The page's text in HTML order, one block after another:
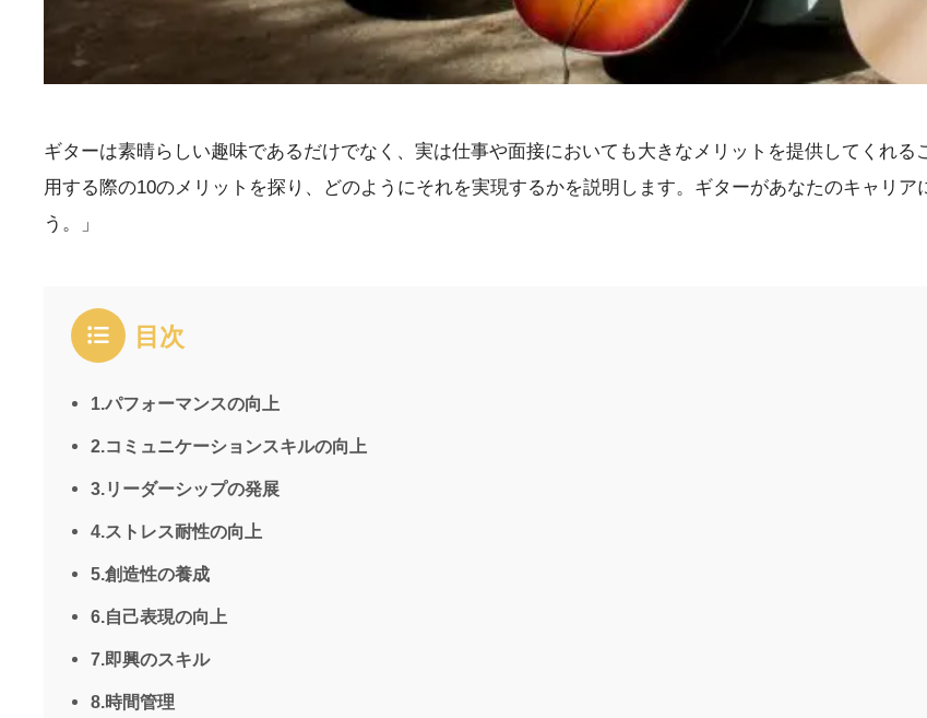
ギターは素晴らしい趣味であるだけでなく、実は仕事や面接においても大きなメリットを提供してくれ
用する際の10のメリットを探り、どのようにそれを実現するかを説明します。ギターがあなたのキャリ
う。」
目次
1.パフォーマンスの向上
2.コミュニケーションスキルの向上
3.リーダーシップの発展
4.ストレス耐性の向上
5.創造性の養成
6.自己表現の向上
7.即興のスキル
8.時間管理